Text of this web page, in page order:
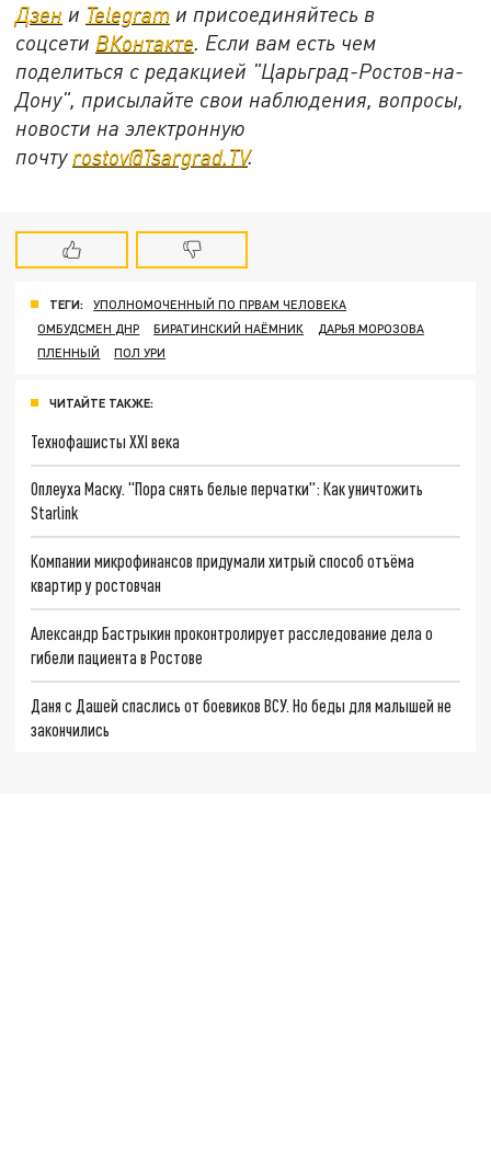
Дзен и Telegram и присоединяйтесь в
соцсети ВКонтакте. Если вам есть чем
поделиться с редакцией "Царьград-Ростов-на-
Дону", присылайте свои наблюдения, вопросы,
новости на электронную
почту rostov@Tsargrad.ТV.
ТЕГИ:
УПОЛНОМОЧЕННЫЙ ПО ПРВАМ ЧЕЛОВЕКА
ОМБУДСМЕН ДНР
БИРАТИНСКИЙ НАЁМНИК
ДАРЬЯ МОРОЗОВА
ПЛЕННЫЙ
ПОЛ УРИ
ЧИТАЙТЕ ТАКЖЕ:
Технофашисты XXI века
Оплеуха Маску. "Пора снять белые перчатки": Как уничтожить
Starlink
Компании микрофинансов придумали хитрый способ отъёма
квартир у ростовчан
Александр Бастрыкин проконтролирует расследование дела о
гибели пациента в Ростове
Даня с Дашей спаслись от боевиков ВСУ. Но беды для малышей не
закончились